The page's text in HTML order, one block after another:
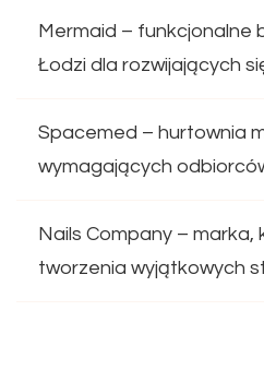
Mermaid – funkcjonalne
Łodzi dla rozwijających
Spacemed – hurtownia
wymagających
Nails Company – marka,
tworzenia wyjątkowych